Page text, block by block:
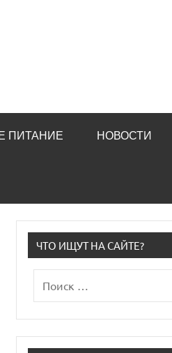
ПИТАНИЕ НОВОСТИ
ЧТО ИЩУТ НА САЙТЕ?
для: